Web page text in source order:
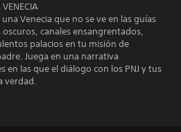
Venecia que no se ve en las guías
canales ensangrentados,
palacios en tu misión de
Juega en una narrativa
en las que el diálogo con los PNJ y tus
verdad.